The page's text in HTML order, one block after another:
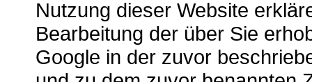
Nutzung dieser Website
Bearbeitung der über Sie
Google in der zuvor